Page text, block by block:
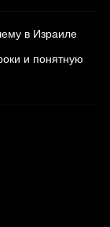
в Израиле
и понятную